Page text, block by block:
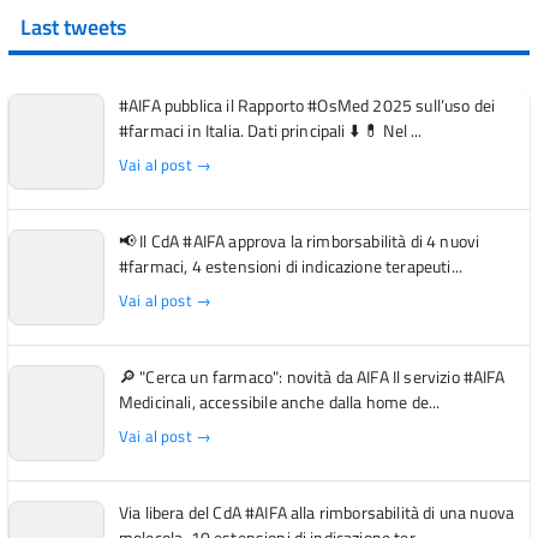
Last tweets
#AIFA pubblica il Rapporto #OsMed 2025 sull’uso dei
#farmaci in Italia. Dati principali ⬇️ 💊 Nel ...
Vai al post →
📢 Il CdA #AIFA approva la rimborsabilità di 4 nuovi
#farmaci, 4 estensioni di indicazione terapeuti...
Vai al post →
🔎 "Cerca un farmaco": novità da AIFA Il servizio #AIFA
Medicinali, accessibile anche dalla home de...
Vai al post →
Via libera del CdA #AIFA alla rimborsabilità di una nuova